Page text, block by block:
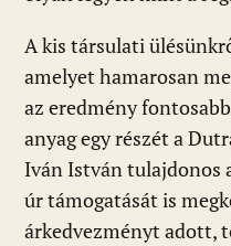
A kis társulati
amelyet hamarosan
az eredmény
anyag egy részét a
Iván István tulajdonos
úr támogatását is
árkedvezményt adott,